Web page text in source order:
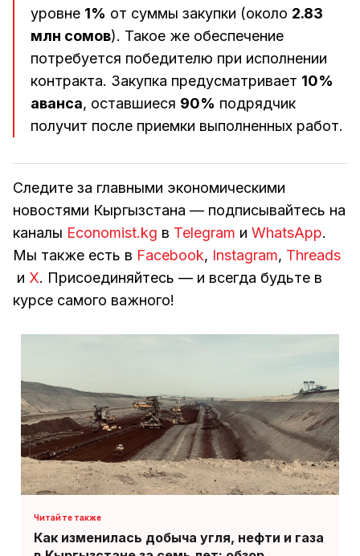
уровне 1% от суммы закупки (около 2.83
млн сомов). Такое же обеспечение
потребуется победителю при исполнении
контракта. Закупка предусматривает 10%
аванса, оставшиеся 90% подрядчик
получит после приемки выполненных работ.
Следите за главными экономическими
новостями Кыргызстана — подписывайтесь на
каналы Economist.kg в Telegram и WhatsApp.
Мы также есть в Facebook, Instagram, Threads
и Х. Присоединяйтесь — и всегда будьте в
курсе самого важного!
Как изменилась добыча угля, нефти и газа